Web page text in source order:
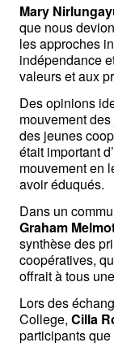
Mary
que nous
les approches
indépendance
valeurs et aux
Des opinions
mouvement
des jeunes
était important
mouvement en
avoir éduqués.
Dans un
Graham
synthèse des
coopératives,
offrait à tous
Lors des
College, Cilla
participants